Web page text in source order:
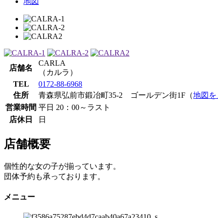
店舗名
CARLA
（カルラ）
TEL
0172-88-6968
住所
青森県弘前市鍛冶町35-2 ゴールデン街1F（地図
営業時間 平日 20：00～ラスト
店休日
日
店舗概要
個性的な女の子が揃っています。
団体予約も承っております。
メニュー